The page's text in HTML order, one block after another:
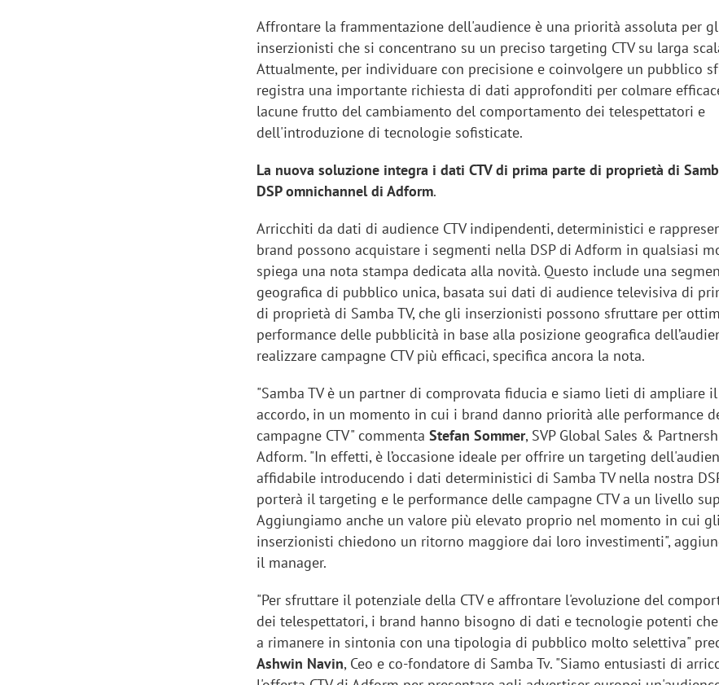
Affrontare la frammentazione dell'audience è una priorità assoluta per
inserzionisti che si concentrano su un preciso targeting CTV su larga
Attualmente, per individuare con precisione e coinvolgere un pubblico
registra una importante richiesta di dati approfonditi per colmare
lacune frutto del cambiamento del comportamento dei telespettatori e
dell'introduzione di tecnologie sofisticate.
La nuova soluzione integra i dati CTV di prima parte di proprietà di
DSP omnichannel di Adform.
Arricchiti da dati di audience CTV indipendenti, deterministici e
brand possono acquistare i segmenti nella DSP di Adform in qualsiasi
spiega una nota stampa dedicata alla novità. Questo include una
geografica di pubblico unica, basata sui dati di audience televisiva di
di proprietà di Samba TV, che gli inserzionisti possono sfruttare per
performance delle pubblicità in base alla posizione geografica
realizzare campagne CTV più efficaci, specifica ancora la nota.
"Samba TV è un partner di comprovata fiducia e siamo lieti di ampliare
accordo, in un momento in cui i brand danno priorità alle performance
campagne CTV" commentaStefan Sommer, SVP Global Sales &
Adform. "In effetti, è l’occasione ideale per offrire un targeting
affidabile introducendo i dati deterministici di Samba TV nella nostra
porterà il targeting e le performance delle campagne CTV a un livello
Aggiungiamo anche un valore più elevato proprio nel momento in cui gli
inserzionisti chiedono un ritorno maggiore dai loro investimenti",
il manager.
"Per sfruttare il potenziale della CTV e affrontare l'evoluzione del
dei telespettatori, i brand hanno bisogno di dati e tecnologie potenti
a rimanere in sintonia con una tipologia di pubblico molto selettiva"
Ashwin Navin, Ceo e co-fondatore di Samba Tv. "Siamo entusiasti di